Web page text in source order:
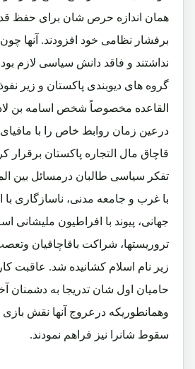
همان اندازه حرص شان برای حفظ
برفشار نظامی خود افزودند. آنها
نداشتند و فاقد دانش سیاسی لازم
گروه های دیوبندی پاکستان و زیر
القاعده مخصوصاً شخص اسامه بن
درعین زمان روابط خاص را با
قاچاق مال التجاره پاکستان برقرار
تفکر سیاسی طالبان درمسائل بین
با غرب و جامعه مدنی، ناسازگاری
جهانی، پیوند با افراطیون ملیشانی
تروریستها، شراکت باقاچاقیان
زیر نام اسلام کشانیده شد. عاقبت
حامیان اول شان تدریجا به دشمنان
وهمانطوریکه درعروج آنها نقش بازی
سقوط شانرا نیز فراهم نمودند.